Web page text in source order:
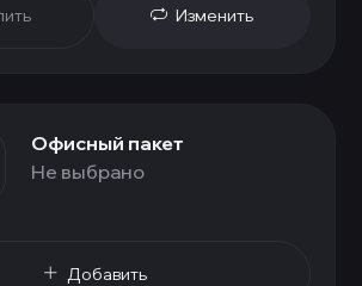
Изменить
Офисный пакет
Не выбрано
Добавить